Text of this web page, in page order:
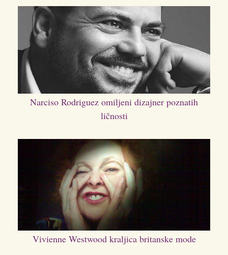
Narciso Rodriguez omiljeni dizajner poznatih
ličnosti
Vivienne Westwood kraljica britanske mode